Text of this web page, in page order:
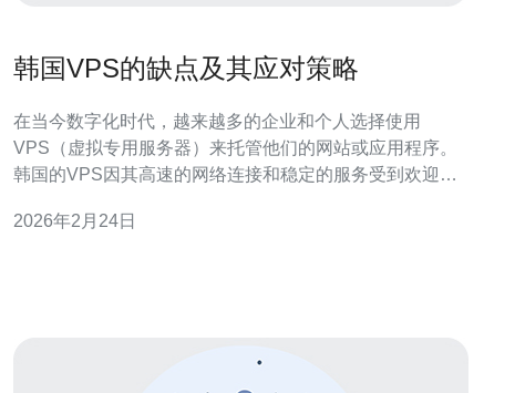
韩国VPS的缺点及其应对策略
在当今数字化时代，越来越多的企业和个人选择使用
VPS（虚拟专用服务器）来托管他们的网站或应用程序。
韩国的VPS因其高速的网络连接和稳定的服务受到欢迎，
的缺点及其应对策略，以帮助用户做出更明智的选择。 首
2026年2月24日